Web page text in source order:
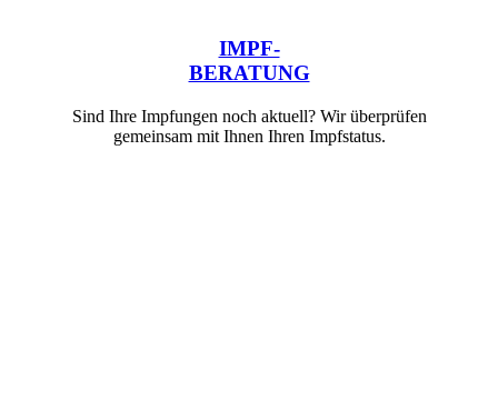
IMPF-
BERATUNG
Sind Ihre Impfungen noch aktuell? Wir überprüfen
gemeinsam mit Ihnen Ihren Impfstatus.